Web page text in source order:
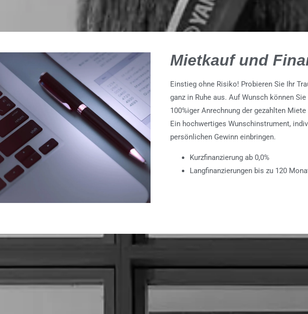
Mietkauf und
Einstieg ohne Risiko! Probieren Sie Ihr
ganz in Ruhe aus. Auf Wunsch können
100%iger Anrechnung der gezahlten
Ein hochwertiges Wunschinstrument,
persönlichen Gewinn einbringen.
Kurzfinanzierung ab 0,0%
Langfinanzierungen bis zu 120